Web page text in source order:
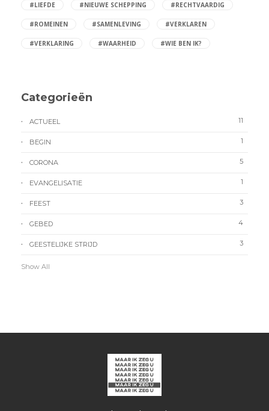
#LIEFDE #NIEUWE SCHEPPING #RECHTVAARDIG
#ROMEINEN #SAMENLEVING #VERKLAREN
#VERKLARING #WAARHEID #WIE BEN IK?
Categorieën
ACTUEEL 11
BEGIN 1
CORONA 5
EVANGELISATIE 1
FEEST 3
GEBED 4
GEESTELIJKE STRIJD 3
Show All